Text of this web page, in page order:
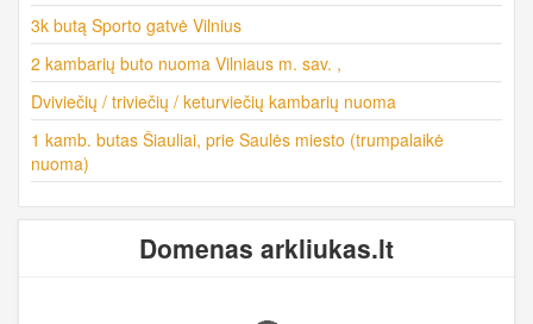
3k butą Sporto gatvė Vilnius
2 kambarių buto nuoma Vilniaus m. sav. ,
Dviviečių / triviečių / keturviečių kambarių nuoma
1 kamb. butas Šiauliai, prie Saulės miesto (trumpalaikė
nuoma)
Domenas arkliukas.lt